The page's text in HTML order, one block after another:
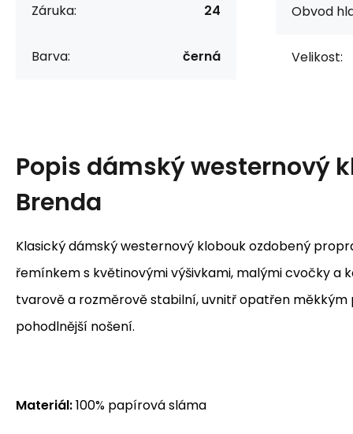
Záruka: 24
Barva: černá
Obvod
Velikost:
Popis dámský westernový
Brenda
Klasický dámský westernový klobouk ozdobený
řemínkem s květinovými výšivkami, malými cvočky a
tvarově a rozměrově stabilní, uvnitř opatřen měkkým
pohodlnější nošení.
Materiál:100% papírová sláma